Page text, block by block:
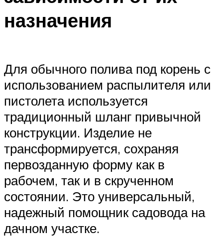
назначения
Для обычного полива под корень с
использованием распылителя или
пистолета используется
традиционный шланг привычной
конструкции. Изделие не
трансформируется, сохраняя
первозданную форму как в
рабочем, так и в скрученном
состоянии. Это универсальный,
надежный помощник садовода на
дачном участке.